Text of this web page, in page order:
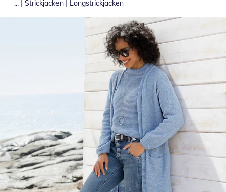
... | Strickjacken | Longstrickjacken